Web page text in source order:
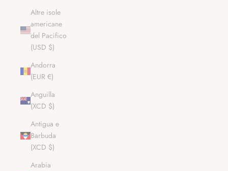
Altre isole
americane
del Pacifico
(USD $)
Andorra
(EUR €)
Anguilla
(XCD $)
Antigua e
Barbuda
(XCD $)
Arabia